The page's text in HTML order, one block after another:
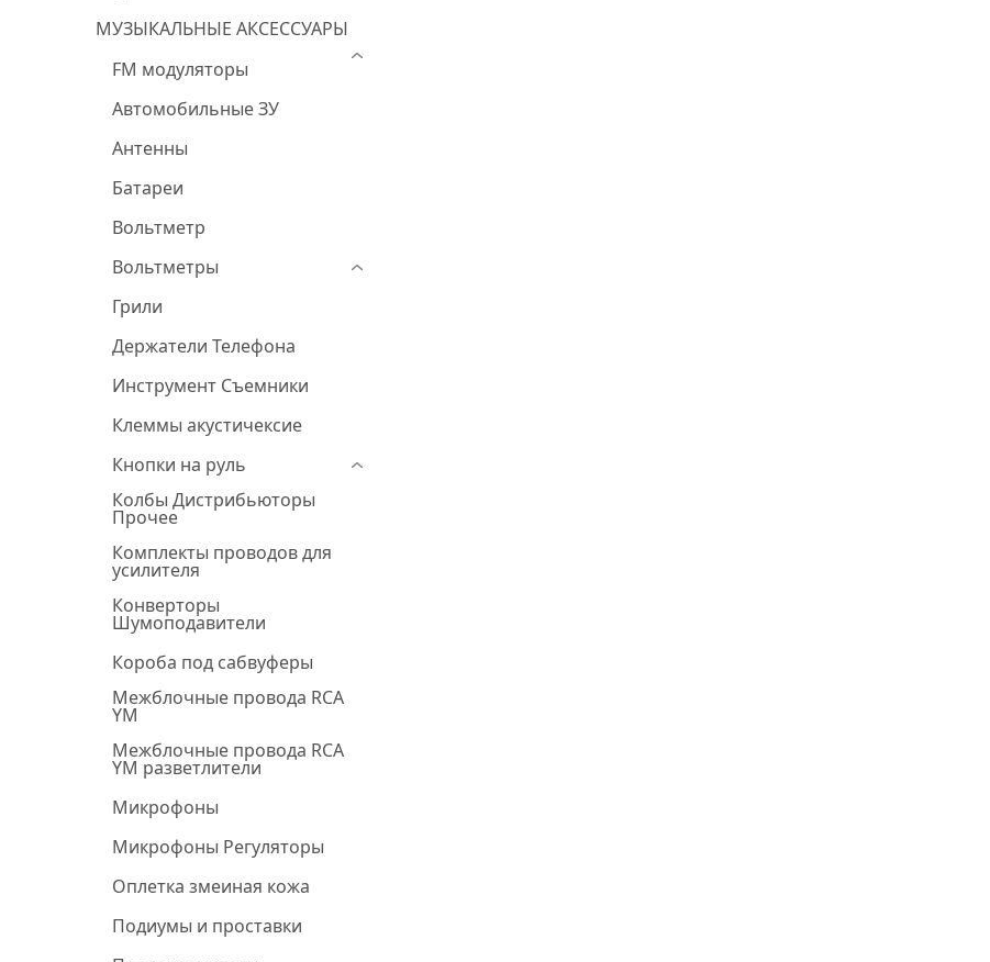
МУЗЫКАЛЬНЫЕ АКСЕССУАРЫ
FM модуляторы
Автомобильные ЗУ
Антенны
Батареи
Вольтметр
Вольтметры
Грили
Держатели Телефона
Инструмент Съемники
Клеммы акустичексие
Кнопки на руль
Колбы Дистрибьюторы
Прочее
Комплекты проводов для
усилителя
Конверторы
Шумоподавители
Короба под сабвуферы
Межблочные провода RCA
YM
Межблочные провода RCA
YM разветлители
Микрофоны
Микрофоны Регуляторы
Оплетка змеиная кожа
Подиумы и проставки